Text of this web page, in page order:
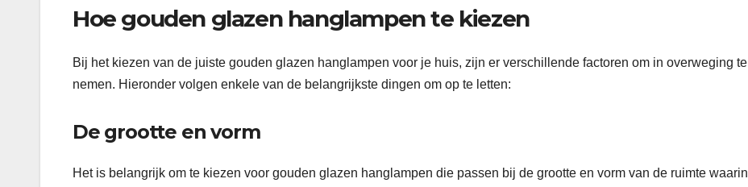
Hoe gouden glazen hanglampen te kiezen
Bij het kiezen van de juiste gouden glazen hanglampen voor je huis, zijn er verschillende factoren om in overweging te
nemen. Hieronder volgen enkele van de belangrijkste dingen om op te letten:
De grootte en vorm
Het is belangrijk om te kiezen voor gouden glazen hanglampen die passen bij de grootte en vorm van de ruimte waarin